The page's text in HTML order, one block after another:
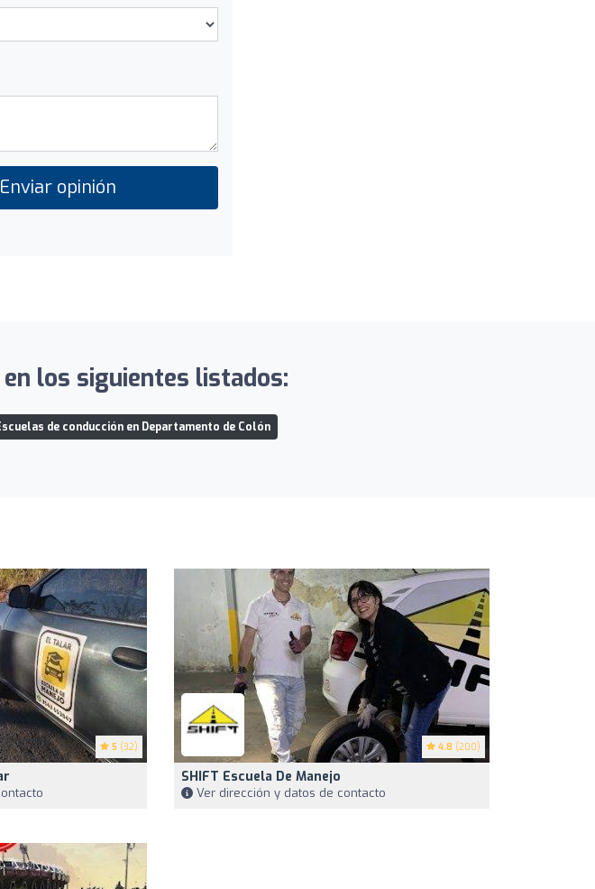
opinión
los siguientes listados:
de conducción en Departamento de Colón
5 (32) 4.8 (200)
SHIFT Escuela De Manejo
Ver dirección y datos de contacto